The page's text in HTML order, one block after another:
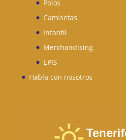
Polos
Camisetas
Infantil
Merchandising
EPIS
Habla con nosotros